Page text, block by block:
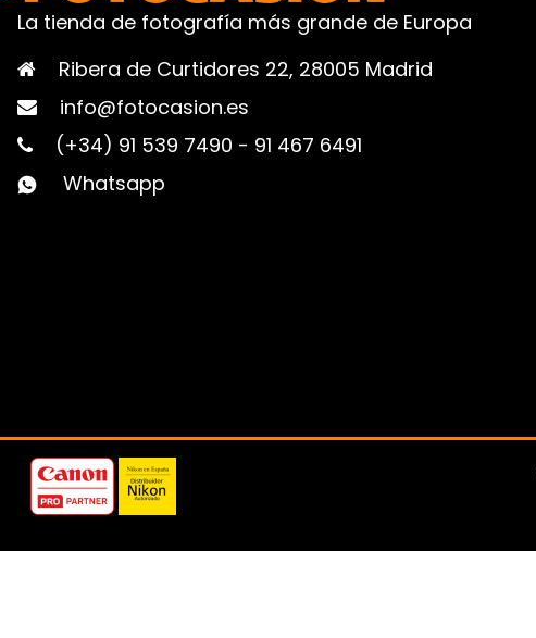
La tienda de fotografía más grande de Europa
Ribera de Curtidores 22, 28005 Madrid
info@fotocasion.es
(+34) 91 539 7490 - 91 467 6491
Whatsapp